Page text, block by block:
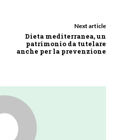
Next article
Dieta mediterranea, un
patrimonio da tutelare
anche per la prevenzione